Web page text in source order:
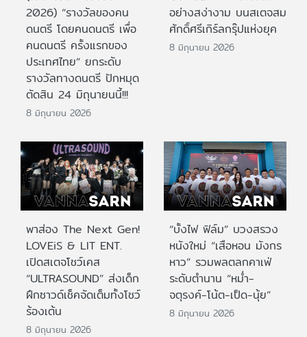
2026) “รางวัลของคน
ดนตรี โดยคนดนตรี เพื่อ
คนดนตรี ครั้งแรกของ
ประเทศไทย” ยกระดับ
รางวัลทางดนตรี ปักหมุด
ตัดสิน 24 มิถุนายนนี้!!!
8 มิถุนายน 2026
อย่างสง่างาม บนสเตจสม
ศักดิ์ศรีเกิร์ลกรุ๊ปแห่งยุค
8 มิถุนายน 2026
พาส่อง The Next Gen!
LOVEiS & LIT ENT.
เปิดสเตจโชว์เคส
“ULTRASOUND” ส่งเด็ก
ฝึกซาวด์เช็คจัดเต็มทั้งโชว์
ร้องเต้น
8 มิถุนายน 2026
“บั้งไฟ ฟิล์ม” บวงสรวง
หนังใหม่ “เสือหอน มังกร
หาว” รวมพลตลกคาเฟ่
ระดับตำนาน “หม่ำ-
จตุรงค์-โน้ต-เป็ด-นุ้ย”
8 มิถุนายน 2026